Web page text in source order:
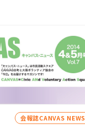
会報誌CANVAS NEWS